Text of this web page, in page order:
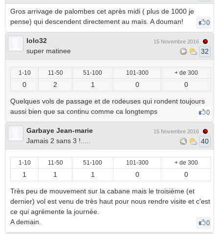
Gros arrivage de palombes cet après midi ( plus de 1000 je
pense) qui descendent directement au maïs. A douman!
0
lolo32
super matinee
15 Novembre 2016
32
1-10 11-50 51-100 101-300 + de 300
0 2 1 0 0
Quelques vols de passage et de rodeuses qui rondent toujours
aussi bien que sa continu comme ca longtemps
0
Garbaye Jean-marie
Jamais 2 sans 3 !.....
15 Novembre 2016
40
1-10 11-50 51-100 101-300 + de 300
1 1 1 0 0
Très peu de mouvement sur la cabane mais le troisième (et
dernier) vol est venu de très haut pour nous rendre visite et c'est
ce qui agrémente la journée.
A demain.
0